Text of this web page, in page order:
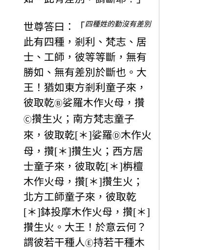
世尊答曰：「 四種姓的勤沒有差別
此有四種，剎利、梵志、居
士、工師，彼等等斷，無有
勝如、無有差別於斷也。大
王！猶如東方剎利童子來，
彼取乾Ⓑ娑羅木作火母，攢
Ⓒ攢生火；南方梵志童子
來，彼取乾[＊]娑羅Ⓓ木作火
母，攢[＊]攢生火；西方居
士童子來，彼取乾[＊]栴檀
木作火母，攢[＊]攢生火；
北方工師童子來，彼取乾
[＊]鉢投摩木作火母，攢[＊]
攢生火。大王！於意云何？
謂彼若干種人Ⓔ持若干種木